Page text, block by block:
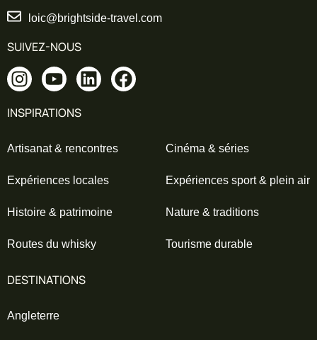
selon votre itinéraire.
Possibilité d’intégrer une balade nature
autour des plantes
écho au savoir-faire de Claire.
Nuit à Inverness.
#
loic@brightside-travel.com
DESTINATIONS
Angleterre
INSPIRATIONS
Artisanat & rencontres Cinéma & séries
Expériences locales Expériences sport & plein air
Histoire & patrimoine Nature & traditions
Routes du whisky Tourisme durable
SUIVEZ-NOUS